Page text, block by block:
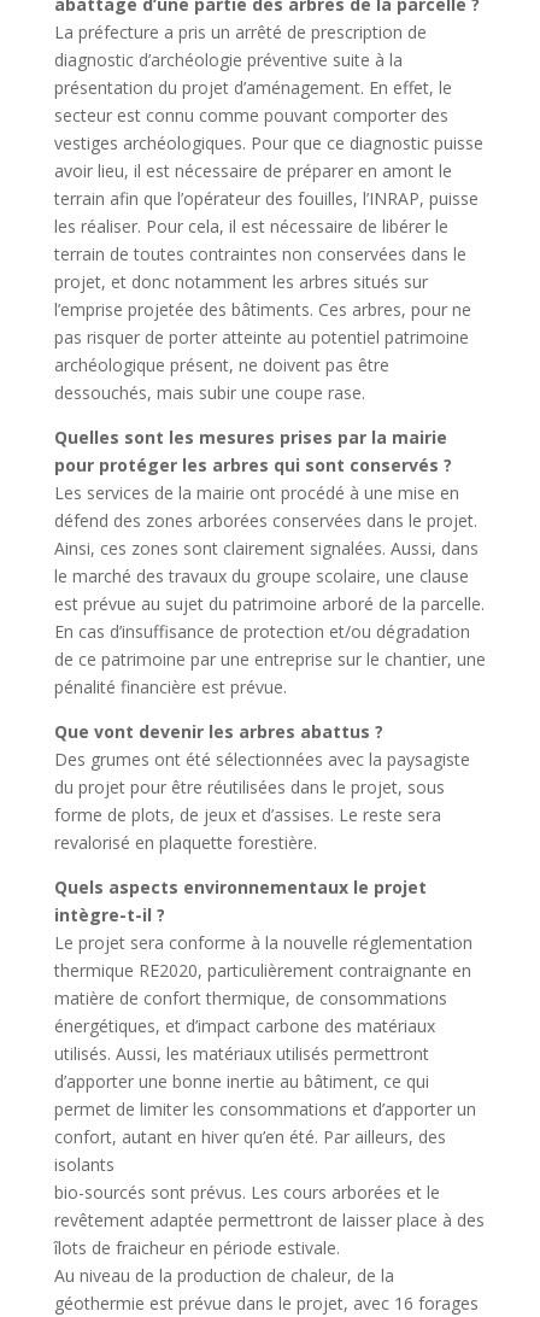
La préfecture a pris un arrêté de prescription de
diagnostic d’archéologie préventive suite à la
présentation du projet d’aménagement. En effet, le
secteur est connu comme pouvant comporter des
vestiges archéologiques. Pour que ce diagnostic puisse
avoir lieu, il est nécessaire de préparer en amont le
terrain afin que l’opérateur des fouilles, l’INRAP, puisse
les réaliser. Pour cela, il est nécessaire de libérer le
terrain de toutes contraintes non conservées dans le
projet, et donc notamment les arbres situés sur
l’emprise projetée des bâtiments. Ces arbres, pour ne
pas risquer de porter atteinte au potentiel patrimoine
archéologique présent, ne doivent pas être
dessouchés, mais subir une coupe rase.
Quelles sont les mesures prises par la mairie
pour protéger les arbres qui sont conservés ?
Les services de la mairie ont procédé à une mise en
défend des zones arborées conservées dans le projet.
Ainsi, ces zones sont clairement signalées. Aussi, dans
le marché des travaux du groupe scolaire, une clause
est prévue au sujet du patrimoine arboré de la parcelle.
En cas d’insuffisance de protection et/ou dégradation
de ce patrimoine par une entreprise sur le chantier, une
pénalité financière est prévue.
Que vont devenir les arbres abattus ?
Des grumes ont été sélectionnées avec la paysagiste
du projet pour être réutilisées dans le projet, sous
forme de plots, de jeux et d’assises. Le reste sera
revalorisé en plaquette forestière.
Quels aspects environnementaux le projet
intègre-t-il ?
Le projet sera conforme à la nouvelle réglementation
thermique RE2020, particulièrement contraignante en
matière de confort thermique, de consommations
énergétiques, et d’impact carbone des matériaux
utilisés. Aussi, les matériaux utilisés permettront
d’apporter une bonne inertie au bâtiment, ce qui
permet de limiter les consommations et d’apporter un
confort, autant en hiver qu’en été. Par ailleurs, des
isolants
bio-sourcés sont prévus. Les cours arborées et le
revêtement adaptée permettront de laisser place à des
îlots de fraicheur en période estivale.
Au niveau de la production de chaleur, de la
géothermie est prévue dans le projet, avec 16 forages